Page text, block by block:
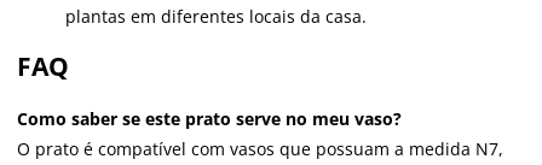
plantas em diferentes locais da casa.
FAQ
Como saber se este prato serve no meu vaso?
O prato é compatível com vasos que possuam a medida N7,